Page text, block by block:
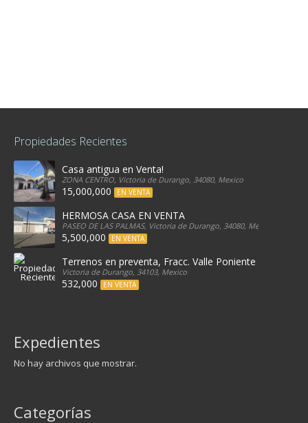
Propiedades Recientes
Casa antigua en Venta!
ZONA CENTRO, Victoria de Durango, 34080, Mexico
15,000,000 EN VENTA
HERMOSA CASA EN VENTA
PASEO DE LAS PALMAS, Victoria de Durango, 34080, Mexico
5,500,000 EN VENTA
Terrenos en preventa, Fracc. Valle Poniente
Victoria de Durango, 34103, Mexico
532,000 EN VENTA
Expedientes
No hay archivos que mostrar.
Categorías